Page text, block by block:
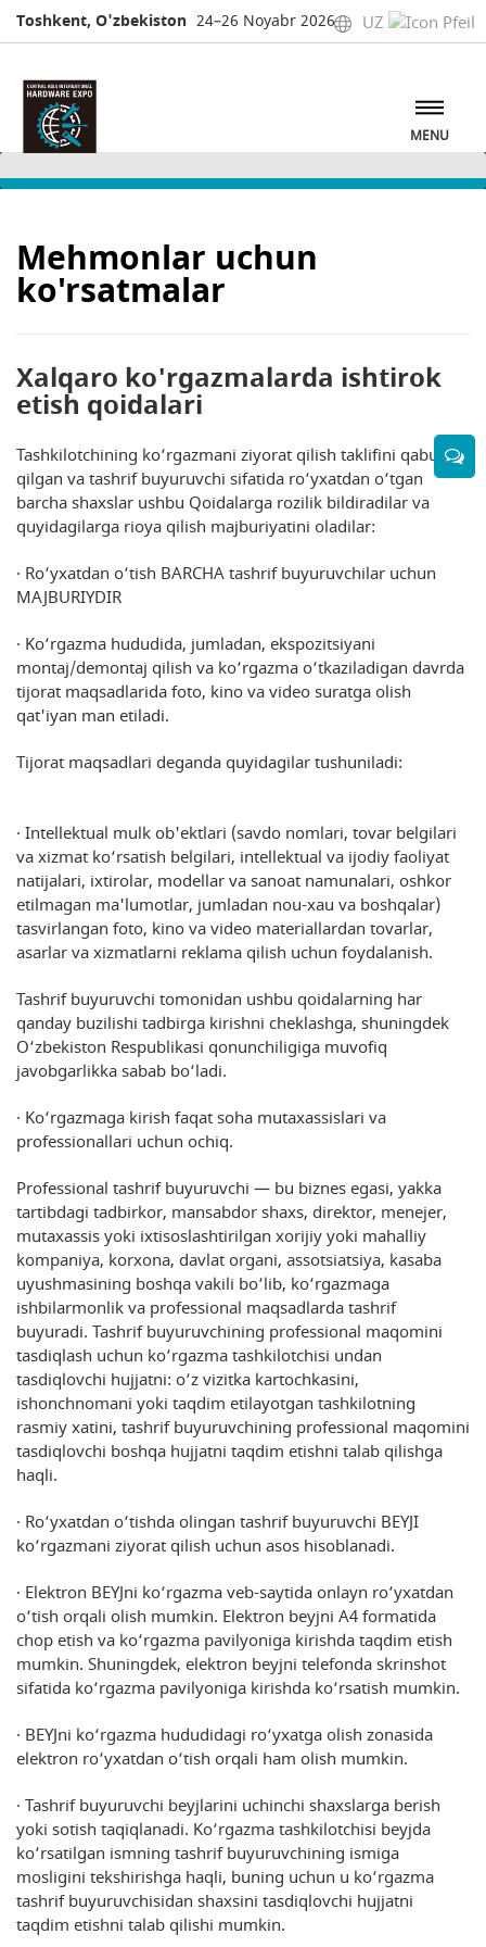
Toshkent, O'zbekiston 24–26 Noyabr 2026 UZ
MENU
Mehmonlar uchun
ko'rsatmalar
Xalqaro ko'rgazmalarda ishtirok
etish qoidalari
Tashkilotchining ko‘rgazmani ziyorat qilish taklifini qabul
qilgan va tashrif buyuruvchi sifatida ro‘yxatdan o‘tgan
barcha shaxslar ushbu Qoidalarga rozilik bildiradilar va
quyidagilarga rioya qilish majburiyatini oladilar:
· Ro‘yxatdan o‘tish BARCHA tashrif buyuruvchilar uchun
MAJBURIYDIR
· Ko‘rgazma hududida, jumladan, ekspozitsiyani
montaj/demontaj qilish va ko‘rgazma o‘tkaziladigan davrda
tijorat maqsadlarida foto, kino va video suratga olish
qat'iyan man etiladi.
Tijorat maqsadlari deganda quyidagilar tushuniladi:
· Intellektual mulk ob'ektlari (savdo nomlari, tovar belgilari
va xizmat ko‘rsatish belgilari, intellektual va ijodiy faoliyat
natijalari, ixtirolar, modellar va sanoat namunalari, oshkor
etilmagan ma'lumotlar, jumladan nou-xau va boshqalar)
tasvirlangan foto, kino va video materiallardan tovarlar,
asarlar va xizmatlarni reklama qilish uchun foydalanish.
Tashrif buyuruvchi tomonidan ushbu qoidalarning har
qanday buzilishi tadbirga kirishni cheklashga, shuningdek
O‘zbekiston Respublikasi qonunchiligiga muvofiq
javobgarlikka sabab bo‘ladi.
· Ko‘rgazmaga kirish faqat soha mutaxassislari va
professionallari uchun ochiq.
Professional tashrif buyuruvchi — bu biznes egasi, yakka
tartibdagi tadbirkor, mansabdor shaxs, direktor, menejer,
mutaxassis yoki ixtisoslashtirilgan xorijiy yoki mahalliy
kompaniya, korxona, davlat organi, assotsiatsiya, kasaba
uyushmasining boshqa vakili bo‘lib, ko‘rgazmaga
ishbilarmonlik va professional maqsadlarda tashrif
buyuradi. Tashrif buyuruvchining professional maqomini
tasdiqlash uchun ko‘rgazma tashkilotchisi undan
tasdiqlovchi hujjatni: o‘z vizitka kartochkasini,
ishonchnomani yoki taqdim etilayotgan tashkilotning
rasmiy xatini, tashrif buyuruvchining professional maqomini
tasdiqlovchi boshqa hujjatni taqdim etishni talab qilishga
haqli.
· Ro‘yxatdan o‘tishda olingan tashrif buyuruvchi BEYJI
ko‘rgazmani ziyorat qilish uchun asos hisoblanadi.
· Elektron BEYJni ko‘rgazma veb-saytida onlayn ro‘yxatdan
o‘tish orqali olish mumkin. Elektron beyjni A4 formatida
chop etish va ko‘rgazma pavilyoniga kirishda taqdim etish
mumkin. Shuningdek, elektron beyjni telefonda skrinshot
sifatida ko‘rgazma pavilyoniga kirishda ko‘rsatish mumkin.
· BEYJni ko‘rgazma hududidagi ro‘yxatga olish zonasida
elektron ro‘yxatdan o‘tish orqali ham olish mumkin.
· Tashrif buyuruvchi beyjlarini uchinchi shaxslarga berish
yoki sotish taqiqlanadi. Ko‘rgazma tashkilotchisi beyjda
ko‘rsatilgan ismning tashrif buyuruvchining ismiga
mosligini tekshirishga haqli, buning uchun u ko‘rgazma
tashrif buyuruvchisidan shaxsini tasdiqlovchi hujjatni
taqdim etishni talab qilishi mumkin.